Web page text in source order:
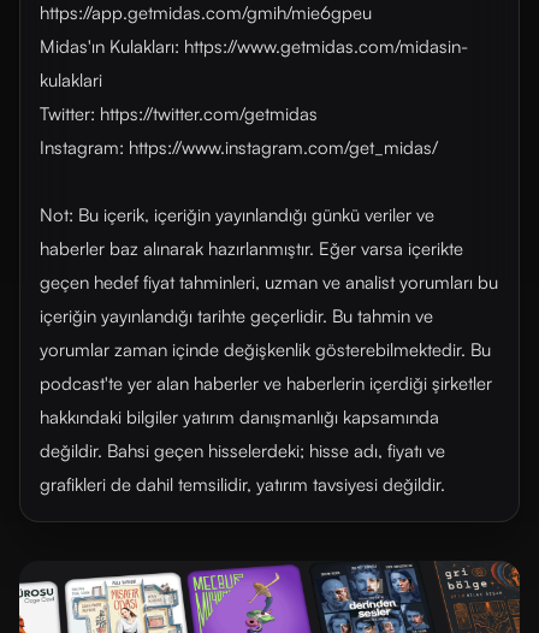
https://app.getmidas.com/gmih/mie6gpeu
Midas'ın Kulakları: https://www.getmidas.com/midasin-
kulaklari
Twitter: https://twitter.com/getmidas
Instagram: https://www.instagram.com/get_midas/
Not: Bu içerik, içeriğin yayınlandığı günkü veriler ve
haberler baz alınarak hazırlanmıştır. Eğer varsa içerikte
geçen hedef fiyat tahminleri, uzman ve analist yorumları bu
içeriğin yayınlandığı tarihte geçerlidir. Bu tahmin ve
yorumlar zaman içinde değişkenlik gösterebilmektedir. Bu
podcast'te yer alan haberler ve haberlerin içerdiği şirketler
hakkındaki bilgiler yatırım danışmanlığı kapsamında
değildir. Bahsi geçen hisselerdeki; hisse adı, fiyatı ve
grafikleri de dahil temsilidir, yatırım tavsiyesi değildir.